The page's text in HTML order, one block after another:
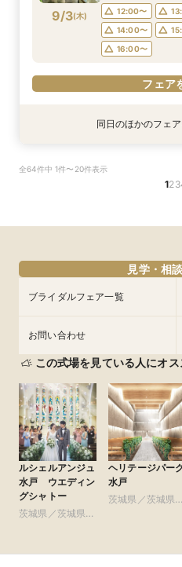
フェア
フェア
フェア
フェア
16:00〜
フェア
9/3(木) 12:00〜
14:00〜
16:00〜
フェア
9/3
場案内＆相談会
フェア
特典あり
9/3
ン誕生！無料試食付
特典あり
9/3
談*商品券1万円
9/3
もり》徹底比較相
特典あり
9/3
演出体験♪常陸牛
付き♪四季感じる
12:00〜
16:00〜
フェア
同日のほかのフェア
全64件中 1件〜20件表示
123
見学・相
ブライダルフェア一覧
お問い合わせ
この式場を見ている人にオス
ルシェルアンジュ
水戸 ウエディン
グシャトー
茨城県／茨城県全
ヘリテージパー
水戸
茨城県／茨城県全